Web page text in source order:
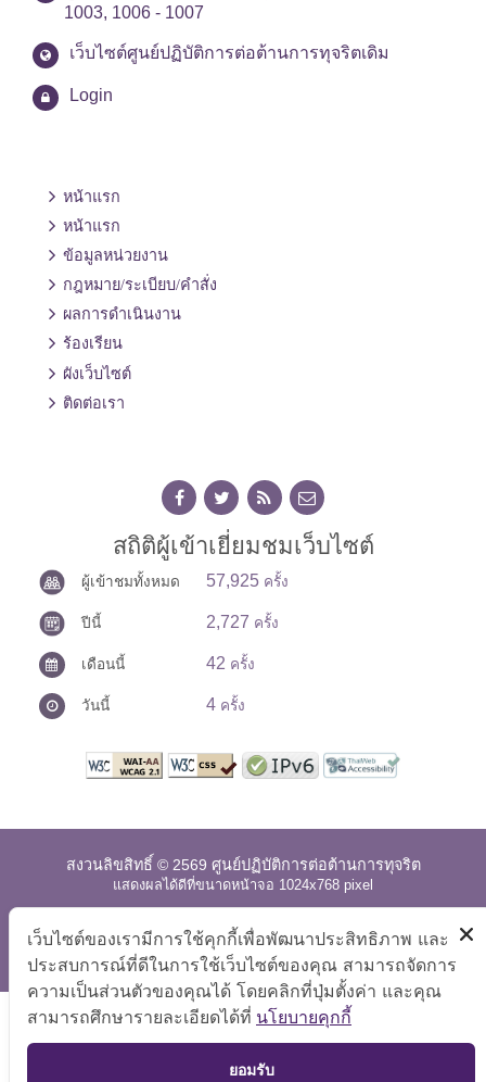
1003, 1006 - 1007
เว็บไซต์ศูนย์ปฏิบัติการต่อต้านการทุจริตเดิม
Login
หน้าแรก
หน้าแรก
ข้อมูลหน่วยงาน
กฎหมาย/ระเบียบ/คำสั่ง
ผลการดำเนินงาน
ร้องเรียน
ผังเว็บไซต์
ติดต่อเรา
สถิติผู้เข้าเยี่ยมชมเว็บไซต์
ผู้เข้าชมทั้งหมด 57,925 ครั้ง
ปีนี้ 2,727 ครั้ง
เดือนนี้ 42 ครั้ง
วันนี้ 4 ครั้ง
สงวนลิขสิทธิ์ © 2569 ศูนย์ปฏิบัติการต่อต้านการทุจริต
แสดงผลได้ดีที่ขนาดหน้าจอ 1024x768 pixel
แผนผังเว็บไซต์ คำถามที่พบบ่อย นโยบายเว็บไซต์
|
การปฏิเสธความรับผิด
TOP
เว็บไซต์ของเรามีการใช้คุกกี้เพื่อพัฒนาประสิทธิภาพ และ
ประสบการณ์ที่ดีในการใช้เว็บไซต์ของคุณ สามารถจัดการ
ความเป็นส่วนตัวของคุณได้ โดยคลิกที่ปุ่มตั้งค่า และคุณ
สามารถศึกษารายละเอียดได้ที่ นโยบายคุกกี้
ยอมรับ